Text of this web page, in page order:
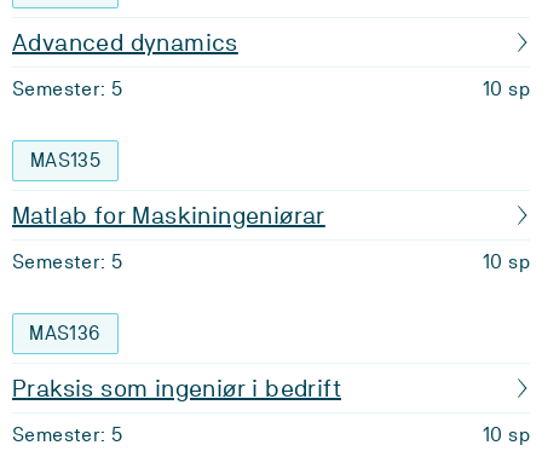
Advanced dynamics
Semester: 5 10 sp
MAS135
Matlab for Maskiningeniørar
Semester: 5 10 sp
MAS136
Praksis som ingeniør i bedrift
Semester: 5 10 sp